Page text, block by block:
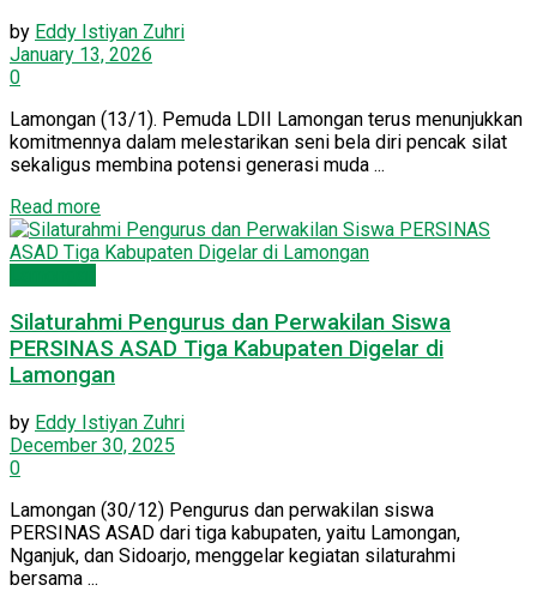
by Eddy Istiyan Zuhri
January 13, 2026
0
Lamongan (13/1). Pemuda LDII Lamongan terus menunjukkan
komitmennya dalam melestarikan seni bela diri pencak silat
sekaligus membina potensi generasi muda ...
Read moreDetails
Silaturahmi Pengurus dan Perwakilan Siswa
PERSINAS ASAD Tiga Kabupaten Digelar di
Lamongan
by Eddy Istiyan Zuhri
December 30, 2025
0
Lamongan (30/12) Pengurus dan perwakilan siswa
PERSINAS ASAD dari tiga kabupaten, yaitu Lamongan,
Nganjuk, dan Sidoarjo, menggelar kegiatan silaturahmi
bersama ...